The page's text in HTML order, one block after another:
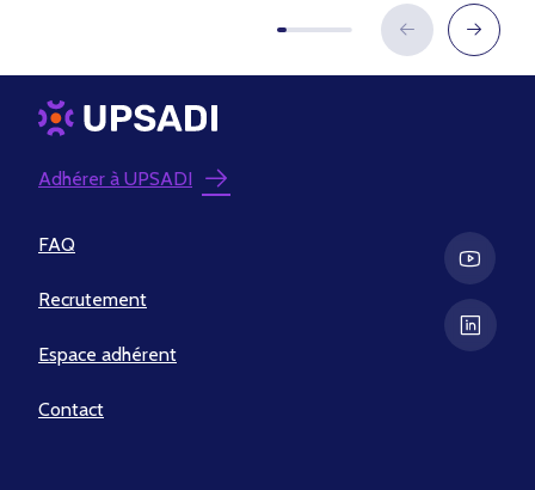
Adhérer à UPSADI
FAQ
Recrutement
Espace adhérent
Contact